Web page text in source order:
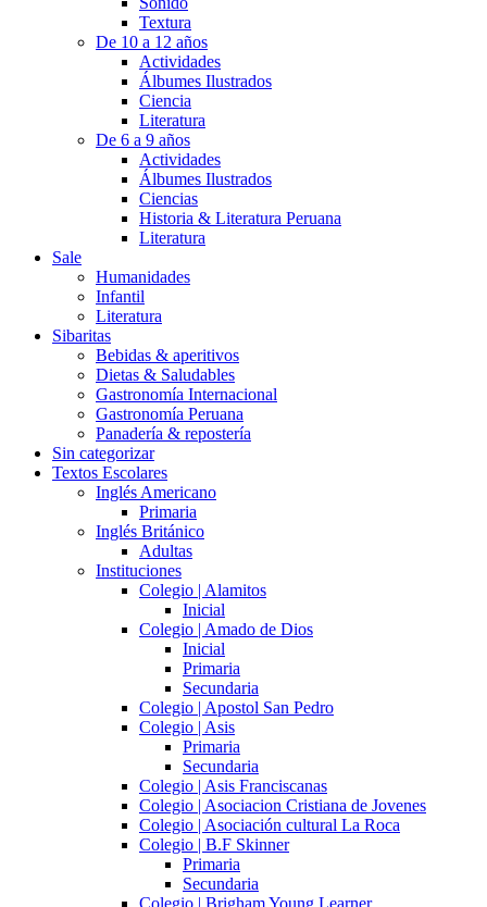
Textura
De 10 a 12 años
Actividades
Álbumes Ilustrados
Ciencia
Literatura
De 6 a 9 años
Actividades
Álbumes Ilustrados
Ciencias
Historia & Literatura Peruana
Literatura
Sale
Humanidades
Infantil
Literatura
Sibaritas
Bebidas & aperitivos
Dietas & Saludables
Gastronomía Internacional
Gastronomía Peruana
Panadería & repostería
Sin categorizar
Textos Escolares
Inglés Americano
Primaria
Inglés Británico
Adultas
Instituciones
Colegio | Alamitos
Inicial
Colegio | Amado de Dios
Inicial
Primaria
Secundaria
Colegio | Apostol San Pedro
Colegio | Asis
Primaria
Secundaria
Colegio | Asis Franciscanas
Colegio | Asociacion Cristiana de Jovenes
Colegio | Asociación cultural La Roca
Colegio | B.F Skinner
Primaria
Secundaria
Colegio | Brigham Young Learner